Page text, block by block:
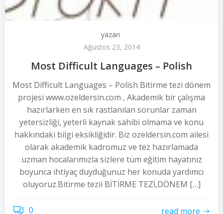
yazarı
Ağustos 23, 2014
Most Difficult Languages – Polish
Most Difficult Languages – Polish Bitirme tezi dönem
projesi www.ozeldersin.com , Akademik bir çalışma
hazırlarken en sık rastlanılan sorunlar zaman
yetersizliği, yeterli kaynak sahibi olmama ve konu
hakkındaki bilgi eksikliğidir. Biz ozeldersin.com ailesi
olarak akademik kadromuz ve tez hazırlamada
uzman hocalarımızla sizlere tüm eğitim hayatınız
boyunca ihtiyaç duyduğunuz her konuda yardımcı
oluyoruz.Bitirme tezii BİTİRME TEZİ,DÖNEM […]
0 read more